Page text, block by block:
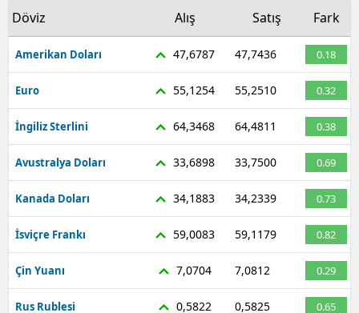
İzmir
Kars
Kastamonu
Kayseri
Kırşehir
Kocaeli
Konya
Kütahya
Döviz Alış Satış Fark
Amerikan Doları 47,6787 47,7436 0.18
Euro 55,1254 55,2510 0.32
İngiliz Sterlini 64,3468 64,4811 0.38
Avustralya Doları 33,6898 33,7500 0.69
Kanada Doları 34,1883 34,2339 0.73
İsviçre Frankı 59,0083 59,1179 0.82
Çin Yuanı 7,0704 7,0812 0.29
Rus Rublesi 0,5822 0,5825 0.65